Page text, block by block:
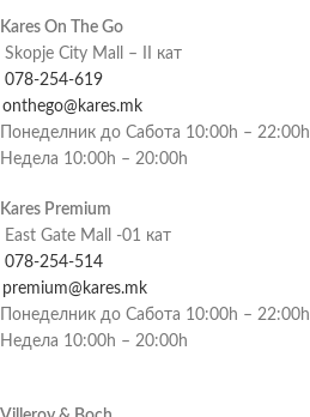
Kares On The Go
Skopje City Mall – II кат
078-254-619
onthego@kares.mk
Понеделник до Сабота 10:00h – 22:00h
Недела 10:00h – 20:00h
Kares Premium
East Gate Mall -01 кат
078-254-514
premium@kares.mk
Понеделник до Сабота 10:00h – 22:00h
Недела 10:00h – 20:00h